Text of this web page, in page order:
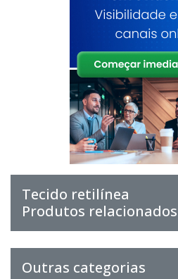
Tecido retilínea
Produtos relacionados
Outras categorias